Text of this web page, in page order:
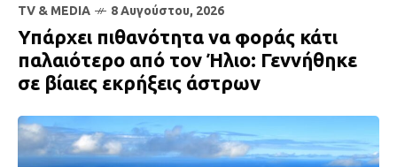
TV & MEDIA 8 Αυγούστου, 2026
Υπάρχει πιθανότητα να φοράς κάτι
παλαιότερο από τον Ήλιο: Γεννήθηκε
σε βίαιες εκρήξεις άστρων